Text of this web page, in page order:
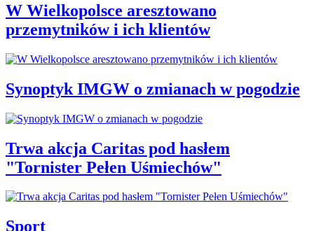
W Wielkopolsce aresztowano
przemytników i ich klientów
Synoptyk IMGW o zmianach w pogodzie
Trwa akcja Caritas pod hasłem
"Tornister Pełen Uśmiechów"
Sport